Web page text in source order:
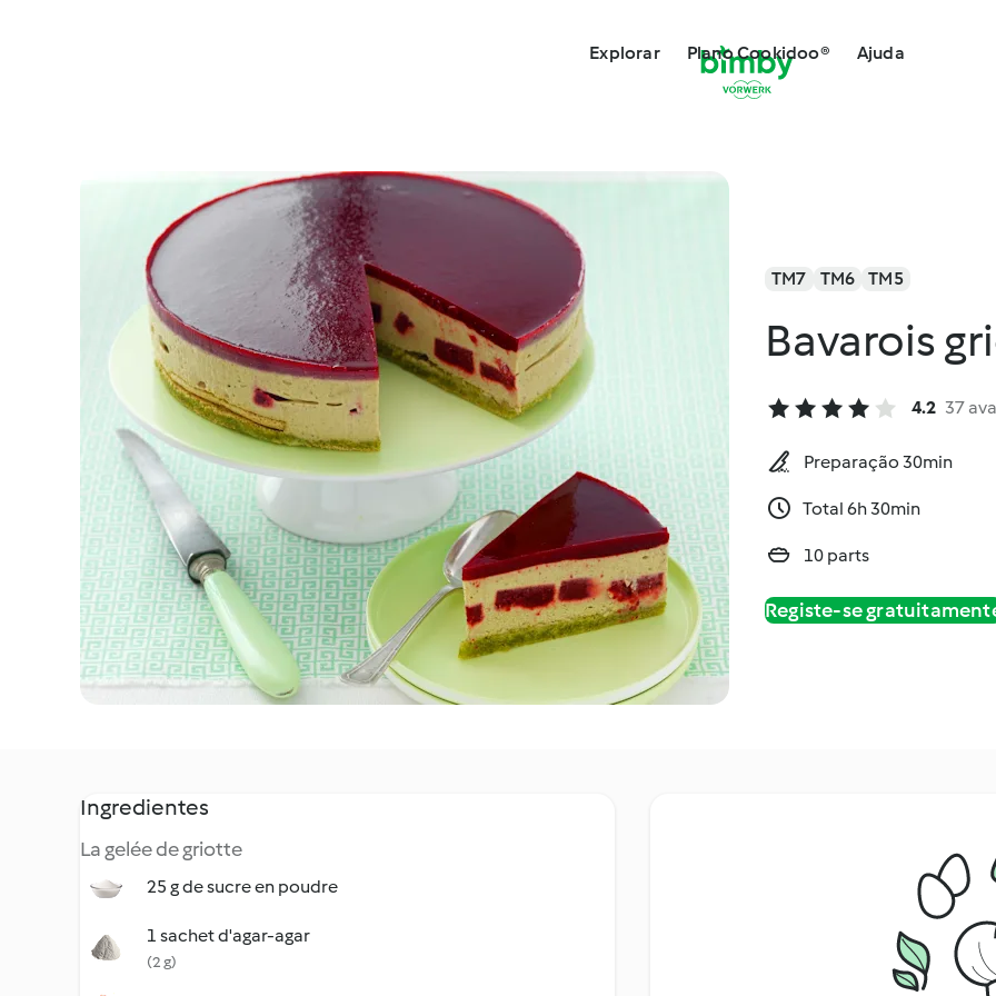
Explorar Plano Cookidoo® Ajuda
TM7 TM6 TM5
Bavarois
4.2 37
Preparação 30min
Total 6h 30min
10 parts
Registe-se
Ingredientes
La gelée de griotte
25 g de sucre en poudre
1 sachet d'agar-agar
(2 g)